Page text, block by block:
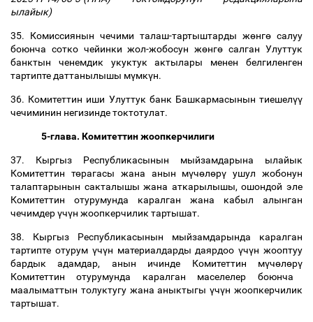
ылайык)
35. Комиссиянын чечими талаш-тартыштарды жөнгө салуу
боюнча сотко чейинки жол-жобосун жөнгө салган Улуттук
банктын ченемдик укуктук актылары менен белгиленген
тартипте даттанылышы мүмкүн.
36. Комитеттин иши Улуттук банк Башкармасынын тиешелүү
чечиминин негизинде токтотулат.
5-глава. Комитеттин жоопкерчилиги
37. Кыргыз Республикасынын мыйзамдарына ылайык
Комитеттин төрагасы жана анын мүчөлөрү ушул жобонун
талаптарынын сакталышы жана аткарылышы, ошондой эле
Комитеттин отурумунда каралган жана кабыл алынган
чечимдерүчүн жоопкерчилик тартышат.
38. Кыргыз Республикасынын мыйзамдарында каралган
тартипте отурум үчүн материалдарды даярдооүчүн жооптуу
бардык адамдар, анын ичинде Комитеттин мүчөлөрү
Комитеттин отурумунда каралган маселелер боюнча
маалыматтын толуктугу жана аныктыгыүчүн жоопкерчилик
тартышат.